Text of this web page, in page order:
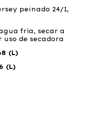
peinado 24/1,
fría, secar a
de secadora
(L)
(L)